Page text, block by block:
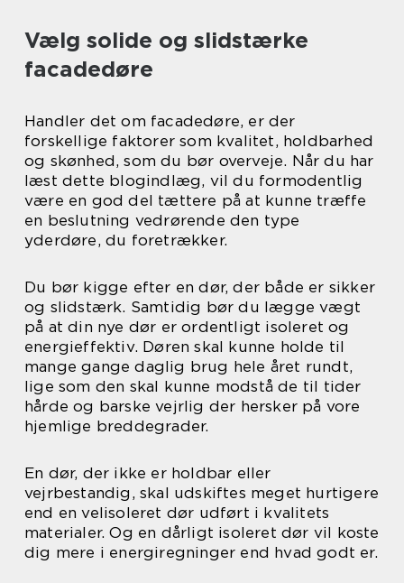
Vælg solide og slidstærke
facadedøre
Handler det om facadedøre, er der
forskellige faktorer som kvalitet, holdbarhed
og skønhed, som du bør overveje. Når du har
læst dette blogindlæg, vil du formodentlig
være en god del tættere på at kunne træffe
en beslutning vedrørende den type
yderdøre, du foretrækker.
Du bør kigge efter en dør, der både er sikker
og slidstærk. Samtidig bør du lægge vægt
på at din nye dør er ordentligt isoleret og
energieffektiv. Døren skal kunne holde til
mange gange daglig brug hele året rundt,
lige som den skal kunne modstå de til tider
hårde og barske vejrlig der hersker på vore
hjemlige breddegrader.
En dør, der ikke er holdbar eller
vejrbestandig, skal udskiftes meget hurtigere
end en velisoleret dør udført i kvalitets
materialer. Og en dårligt isoleret dør vil koste
dig mere i energiregninger end hvad godt er.